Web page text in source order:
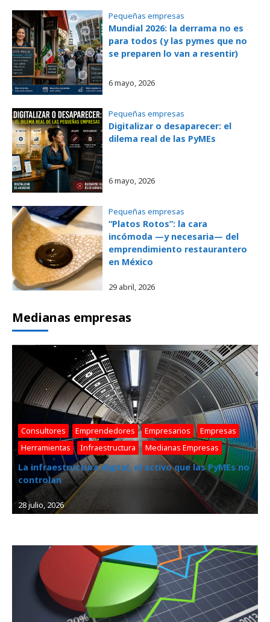
Pequeñas empresas
Mundial 2026: la derrama no es
para todos (y las pymes que no
se preparen lo van a resentir)
6 mayo, 2026
Pequeñas empresas
Digitalizar o desaparecer: el
dilema real de las PyMEs
6 mayo, 2026
Pequeñas empresas
“Platos Rotos”: la cara
incómoda —y necesaria— del
emprendimiento restaurantero
en México
29 abril, 2026
Medianas empresas
Consultores , Emprendedores , Empresarios , Empresas ,
Herramientas , Infraestructura , Medianas Empresas
La infraestructura digital, el activo que las PyMEs no
controlan
28 julio, 2026